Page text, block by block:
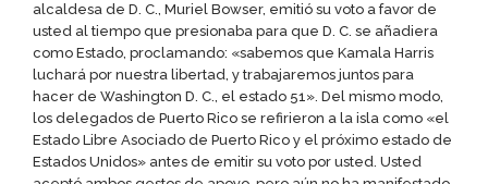
alcaldesa de D. C., Muriel Bowser, emitió su voto a favor de
usted al tiempo que presionaba para que D. C. se añadiera
como Estado, proclamando: «sabemos que Kamala Harris
luchará por nuestra libertad, y trabajaremos juntos para
hacer de Washington D. C., el estado 51». Del mismo modo,
los delegados de Puerto Rico se refirieron a la isla como «el
Estado Libre Asociado de Puerto Rico y el próximo estado de
Estados Unidos» antes de emitir su voto por usted. Usted